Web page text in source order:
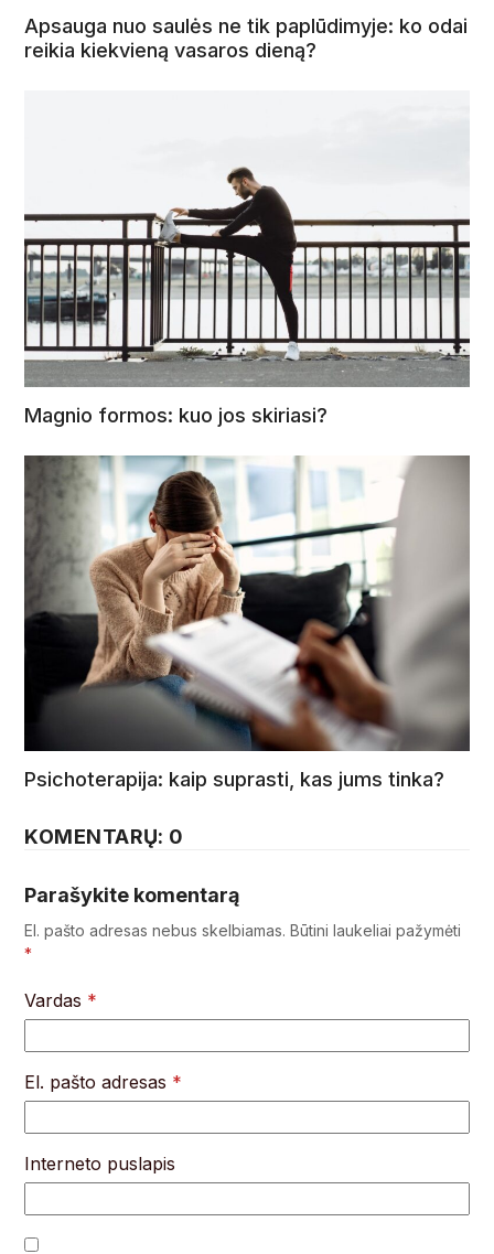
Apsauga nuo saulės ne tik paplūdimyje: ko odai
reikia kiekvieną vasaros dieną?
Magnio formos: kuo jos skiriasi?
Psichoterapija: kaip suprasti, kas jums tinka?
KOMENTARŲ: 0
Parašykite komentarą
El. pašto adresas nebus skelbiamas. Būtini laukeliai pažymėti
*
Vardas *
El. pašto adresas *
Interneto puslapis